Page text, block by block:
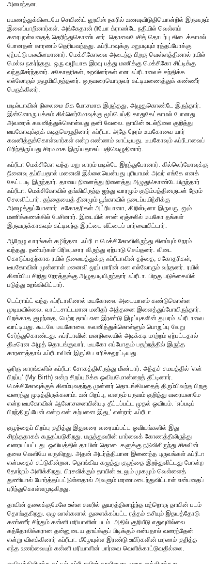
அமைந்தன.
பயணத்துக்கிடையே செயிண்ட் லூயிஸ் நகரில் உணவுவிடுதியொன்றில் இருவரும்
இளைப்பாறினார்கள். அங்கேதான் ரியோ க்ராண்டே நதியில் வெள்ளம்
கரைபுரள்வதைத் தெரிந்துகொண்டனர். தொலைபேசித் தொடர்பு கிடைக்காமல்
போனதன் காரணம் தெரியவந்தது. ஃப்ரீடாவுக்கு மறுபடியும் ரத்தப்போக்கு
ஏற்பட்டு பலவீனமானார். மெக்சிகோவை அடைந்த பிறகு வெள்ளத்தினால் ரயில்
மெல்ல நகர்ந்தது. ஒரு வழியாக இரவு பத்து மணிக்கு மெக்சிகோ சிட்டிக்கு
வந்துசேர்ந்தனர். சகோதரிகள், உறவினர்கள் என ஃப்ரீடாவைச் சந்திக்க
எல்லோரும் குழுமியிருந்தனர். ஒருவரையொருவர் கட்டியணைத்துக் கண்ணீர்
பெருக்கினர்.
மடில்டாவின் நிலைமை மிக மோசமாக இருந்தது, அழுதுகொண்டே இருந்தார்.
இன்னொரு பக்கம் கில்லெர்மோவுக்கு மூப்பெய்தி காதுகேட்காமல் போனது.
அவரைக் கவனித்துக்கொள்வது தனி வேலை. தாயின் உடல்நிலை குறித்து
டீயகோவுக்குக் கடிதமெழுதினார் ஃப்ரீடா. அதே நேரம் டீயகோவை யார்
கவனித்துக்கொள்வார்கள் என்ற எண்ணம் வாட்டியது. டீயகோவும் ஃப்ரீடாவைப்
பிரிந்திருப்பது சிரமமாக இருப்பதாகப் பதிலெழுதினார்.
ஃப்ரீடா மெக்சிகோ வந்த மறு வாரம் மடில்டே இறந்துபோனார். கில்லெர்மோவுக்கு
நினைவு தப்பியதால் மனைவி இல்லையென்பது புரியாமல் அவர் எங்கே எனக்
கேட்டபடி இருந்தார். தாயை நினைத்து நினைத்து அழுதுகொண்டேயிருந்தார்
ஃப்ரீடா. மெக்சிகோவில் தங்கியிருந்த ஐந்து வாரமும் குடும்பத்தினருடன் நேரம்
செலவிட்டார். தந்தையைத் தினமும் பூங்காவில் நடைப்பயிற்சிக்கு
அழைத்துப்போனார். சகோதரிகள் அட்ரியானா, கிறிஸ்டினா இருவருடனும்
மணிக்கணக்கில் பேசினார். இடையில் சான் ஏஞ்சலில் டீயகோ தங்கள்
இருவருக்காகவும் கட்டிவந்த இரட்டை வீட்டைப் பார்வையிட்டார்.
ஆறேழு வாரங்கள் கழிந்தன. ஃப்ரீடா மெக்சிகோவிலிருந்து கிளம்பும் நேரம்
வந்தது. நண்பர்கள் பிரிவுபசார விருந்து ஏற்பாடு செய்தனர். விடை
கொடுப்பதற்காக ரயில் நிலையத்துக்கு ஃப்ரீடாவின் தந்தை, சகோதரிகள்,
டீயகோவின் முன்னாள் மனைவி லூப் மாரின் என எல்லோரும் வந்தனர். ரயில்
கிளம்பிய சிறிது நேரத்துக்கு அழுதபடியிருந்தார் ஃப்ரீடா. பிறகு படுக்கையில்
படுத்து உறங்கிவிட்டார்.
டெட்ராய்ட் வந்த ஃப்ரீடாவினால் டீயகோவை அடையாளம் கண்டுகொள்ள
முடியவில்லை. வாட்டசாட்டமான மனிதர் அத்தனை இளைத்துப்போயிருந்தார்.
பிறக்காத குழந்தை, பெற்ற தாய் என இரண்டு இழப்புகளின் துயரம் ஃப்ரீடாவை
வாட்டியது. கூடவே டீயகோவை கவனித்துக்கொள்ளும் பொறுப்பு வேறு
சேர்ந்துகொண்டது. ஃப்ரீடாவின் மனநிலையில் அடிக்கடி மாற்றம் ஏற்பட்டதால்
திடீரென அழத் தொடங்குவார். டீயகோ எப்போதும் பதற்றத்தில் இருந்த
காரணத்தால் ஃப்ரீடாவின் இருப்பே எரிச்சலூட்டியது.
ஓரிரு வாரங்களில் ஃப்ரீடா சோகத்திலிருந்து மீண்டார். அந்தச் சமயத்தில் ‘என்
பிறப்பு’ (My Birth) என்ற சிறப்புமிக்க ஓவியமொன்றைத் தீட்டினார்.
மெக்சிகோவுக்குக் கிளம்புவதற்கு முன்னர் தொடங்கியதைத் திரும்பிவந்த பிறகு
வரைந்து முடித்திருக்கலாம். உன் பிறப்பு, வளரும் பருவம் குறித்து வரையலாமே
என்ற டீயகோவின் ஆலோசனையின்படி தீட்டப்பட்ட முதல் ஓவியம். ‘எப்படிப்
பிறந்திருப்பேன் என்ற என் கற்பனை இது,’ என்றார் ஃப்ரீடா.
குழந்தைப் பிறப்பு குறித்து இதுவரை வரையப்பட்ட ஓவியங்களில் இது
சிறந்ததாகக் கருதப்படுகிறது. மருத்துவரின் பார்வைக் கோணத்திலிருந்து
வரையப்பட்டது. ஓவியத்தில் தாயின் தொடைகளுக்கு நடுவிலிருந்து சிசுவின்
தலை வெளியே வருகிறது. அதன் அடர்த்தியான இணைந்த புருவங்கள் ஃப்ரீடா
என்பதைச் சுட்டுகின்றன. தொங்கிய கழுத்து குழந்தை இறந்துவிட்டது போன்ற
தோற்றம் அளிக்கிறது. பிரசவிக்கும் தாயின் உடலும் முகமும் வெள்ளைத்
துணியால் போர்த்தப்பட்டுள்ளதால் அவளும் மரணமடைந்துவிட்டாள் என்பதைப்
புரிந்துகொள்ளமுடிகிறது.
தாயின் தலைக்குமேலே உள்ள சுவரில் துயரத்திலாழ்ந்த மற்றொரு தாயின் படம்
தொங்குகிறது. ஏழு வாள்களால் துளைக்கப்பட்ட ரத்தம் கசியும் இதயத்தோடு
கண்ணீர் சிந்தும் கன்னி மரியாளின் படம். அதில் குறியீடு எதுவுமில்லை.
கத்தோலிக்கரான தன்னுடைய தாய்க்குப் பிடிக்கும் என்பதால் வரைந்தேன்
என்று விளக்கினார் ஃப்ரீடா. கீழேயுள்ள இரண்டு உயிர்களின் மரணம் குறித்த
எந்த உணர்வையும் கன்னி மரியாளின் பார்வை வெளிக்காட்டுவதில்லை.